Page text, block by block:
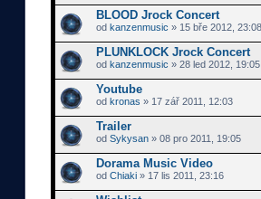
BLOOD Jrock Concert
od kanzenmusic » 15 bře 2012, 23:08
PLUNKLOCK Jrock Concert
od kanzenmusic » 28 led 2012, 19:05
Youtube
od kronas » 17 zář 2011, 12:03
Trailer
od Sykysan » 08 pro 2011, 19:05
Dorama Music Video
od Chiaki » 17 lis 2011, 23:16